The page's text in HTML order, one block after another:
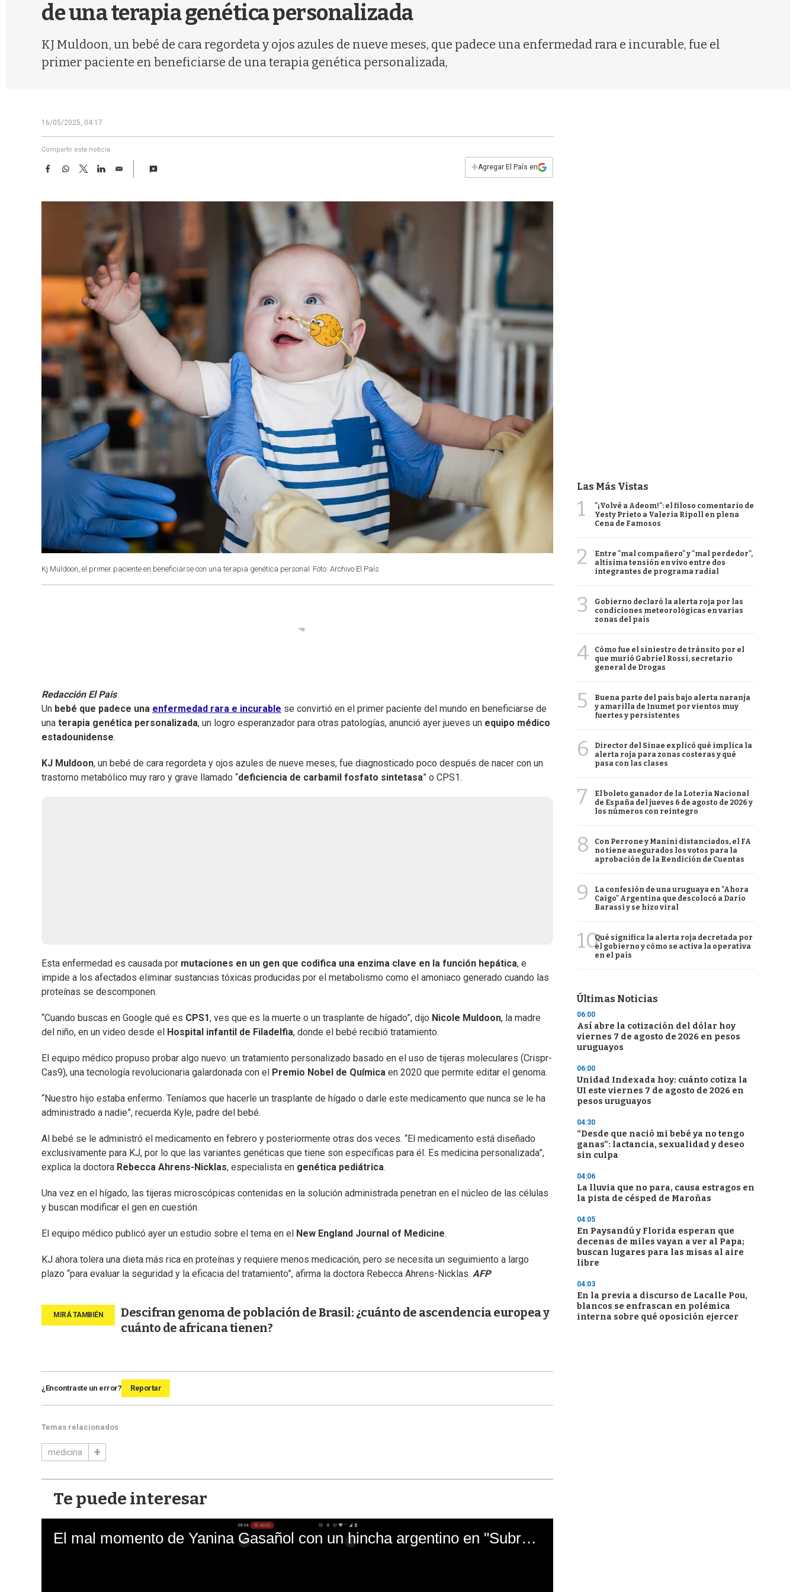
de una terapia genética personalizada
KJ Muldoon, un bebé de cara regordeta y ojos azules de nueve meses, que padece una enfermedad rara e incurable, fue el
primer paciente en beneficiarse de una terapia genética personalizada,
16/05/2025, 04:17
Compartir esta noticia
F
e
W
t
T
w
t
L
k
d
I
n
E
i
+Agregar El País en
Kj Muldoon, el primer paciente en beneficiarse con una terapia genética personal Foto: Archivo El País
Redacción El Pais
Un bebé que padece una enfermedad rara e incurable se convirtió en el primer paciente del mundo en beneficiarse de
una terapia genética personalizada, un logro esperanzador para otras patologías, anunció ayer jueves un equipo médico
estadounidense.
KJ Muldoon, un bebé de cara regordeta y ojos azules de nueve meses, fue diagnosticado poco después de nacer con un
trastorno metabólico muy raro y grave llamado “deficiencia de carbamil fosfato sintetasa” o CPS1.
Esta enfermedad es causada por mutaciones en un gen que codifica una enzima clave en la función hepática, e
impide a los afectados eliminar sustancias tóxicas producidas por el metabolismo como el amoniaco generado cuando las
proteínas se descomponen.
“Cuando buscas en Google qué es CPS1, ves que es la muerte o un trasplante de hígado”, dijo Nicole Muldoon, la madre
del niño, en un video desde el
Hospital infantil de Filadelfia, donde el bebé recibió tratamiento.
El equipo médico propuso probar algo nuevo: un tratamiento personalizado basado en el uso de tijeras moleculares (Crispr-
Cas9), una tecnología revolucionaria galardonada con el
Premio Nobel de Química en 2020 que permite editar el genoma.
“Nuestro hijo estaba enfermo. Teníamos que hacerle un trasplante de hígado o darle este medicamento que nunca se le ha
administrado a nadie”, recuerda Kyle, padre del bebé.
Al bebé se le administró el medicamento en febrero y posteriormente otras dos veces. “El medicamento está diseñado
exclusivamente para KJ, por lo que las variantes genéticas que tiene son específicas para él. Es medicina personalizada”,
explica la doctora Rebecca Ahrens-Nicklas, especialista en genética pediátrica.
Una vez en el hígado, las tijeras microscópicas contenidas en la solución administrada penetran en el núcleo de las células
y buscan modificar el gen en cuestión.
El equipo médico publicó ayer un estudio sobre el tema en el New England Journal of Medicine.
KJ ahora tolera una dieta más rica en proteínas y requiere menos medicación, pero se necesita un seguimiento a largo
plazo “para evaluar la seguridad y la eficacia del tratamiento”, afirma la doctora Rebecca Ahrens-Nicklas. AFP
Descifran genoma de población de Brasil: ¿cuánto de ascendencia europea y
cuánto de africana tienen?
¿Encontraste un error? Reportar
Temas relacionados
medicina
Te puede interesar
El mal momento de Yanina Gasañol con un hincha argentino en "Subrayado"
Las Más Vistas
1
"¡Volvé a Adeom!": el filoso comentario de
Yesty Prieto a Valeria Ripoll en plena
Cena de Famosos
2
Entre "mal compañero" y "mal perdedor",
altísima tensión en vivo entre dos
integrantes de programa radial
3
Gobierno declaró la alerta roja por las
condiciones meteorológicas en varias
zonas del país
4
Cómo fue el siniestro de tránsito por el
que murió Gabriel Rossi, secretario
general de Drogas
5
Buena parte del país bajo alerta naranja
y amarilla de Inumet por vientos muy
fuertes y persistentes
6
Director del Sinae explicó qué implica la
alerta roja para zonas costeras y qué
pasa con las clases
7
El boleto ganador de la Lotería Nacional
de España del jueves 6 de agosto de 2026 y
los números con reintegro
8
Con Perrone y Manini distanciados, el FA
no tiene asegurados los votos para la
aprobación de la Rendición de Cuentas
9
La confesión de una uruguaya en "Ahora
Caigo" Argentina que descolocó a Darío
Barassi y se hizo viral
10Qué significa la alerta roja decretada por
el gobierno y cómo se activa la operativa
en el país
Últimas Noticias
06:00
Así abre la cotización del dólar hoy
viernes 7 de agosto de 2026 en pesos
uruguayos
06:00
Unidad Indexada hoy: cuánto cotiza la
UI este viernes 7 de agosto de 2026 en
pesos uruguayos
04:30
“Desde que nació mi bebé ya no tengo
ganas”: lactancia, sexualidad y deseo
sin culpa
04:06
La lluvia que no para, causa estragos en
la pista de césped de Maroñas
04:05
En Paysandú y Florida esperan que
decenas de miles vayan a ver al Papa;
buscan lugares para las misas al aire
libre
04:03
En la previa a discurso de Lacalle Pou,
blancos se enfrascan en polémica
interna sobre qué oposición ejercer